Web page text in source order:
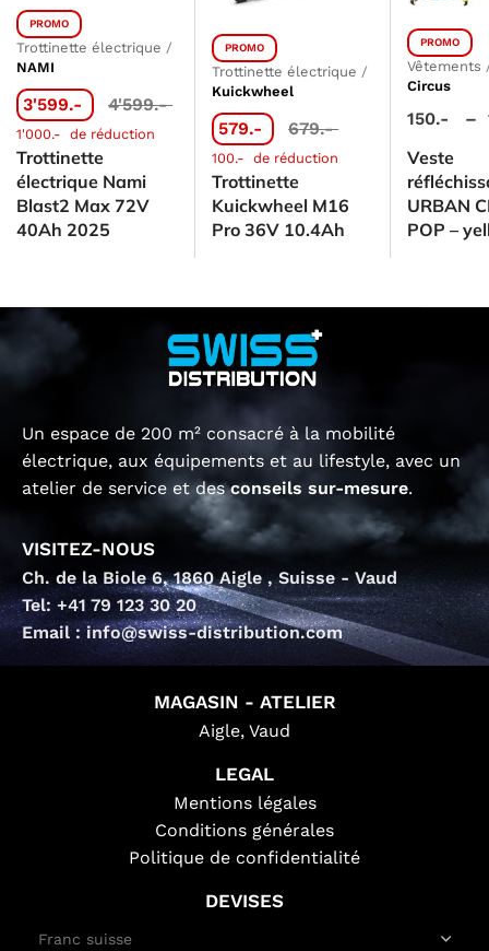
PROMO
Trottinette électrique /
NAMI
3'599.- 4'599.-
1'000.- de réduction
Trottinette
électrique Nami
Blast2 Max 72V
40Ah 2025
PROMO
Trottinette électrique /
Kuickwheel
579.- 679.-
100.- de réduction
Trottinette
Kuickwheel M16
Pro 36V 10.4Ah
PROMO
Vêtements
Circus
150.- –
Veste
URBAN
POP –
Un espace de 200 m² consacré à la mobilité
électrique, aux équipements et au lifestyle, avec un
atelier de service et desconseils sur-mesure.
VISITEZ-NOUS
Ch. de la Biole 6, 1860 Aigle , Suisse - Vaud
Tel: +41 79 123 30 20
Email : info@swiss-distribution.com
MAGASIN - ATELIER
Aigle, Vaud
LEGAL
Mentions légales
Conditions générales
Politique de confidentialité
DEVISES